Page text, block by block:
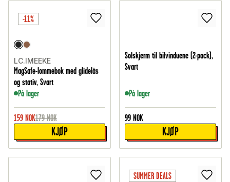
-11%
LC.IMEEKE
MagSafe-lommebok med glidelås
og stativ, Svart
På lager
159 NOK179 NOK
KJØP
Solskjerm til bilvinduene (2-pack),
Svart
På lager
99 NOK
KJØP
SUMMER DEALS